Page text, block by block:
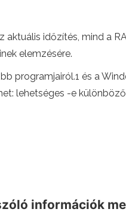
időzítés, mind a
elemzésére.
programjairól.1 és a
lehetséges -e
információk